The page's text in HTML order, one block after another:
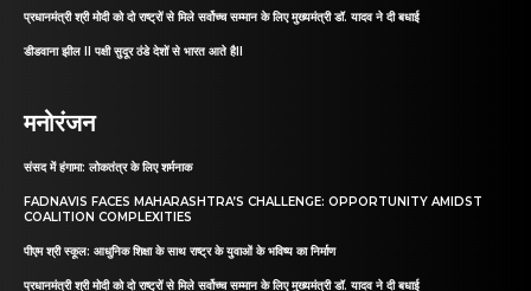
प्रधानमंत्री श्री मोदी को दो राष्ट्रों से मिले सर्वोच्च सम्मान के लिए मुख्यमंत्री डॉ. यादव ने दी बधाई
डीडवाना झील II पक्षी सुदूर ठंडे देशों से भारत आते हैII
मनोरंजन
संसद में हंगामा: लोकतंत्र के लिए शर्मनाक
FADNAVIS FACES MAHARASHTRA’S CHALLENGE: OPPORTUNITY AMIDST
COALITION COMPLEXITIES
पीएम श्री स्कूल: आधुनिक शिक्षा के साथ राष्ट्र के युवाओं के भविष्य का निर्माण
प्रधानमंत्री श्री मोदी को दो राष्ट्रों से मिले सर्वोच्च सम्मान के लिए मुख्यमंत्री डॉ. यादव ने दी बधाई